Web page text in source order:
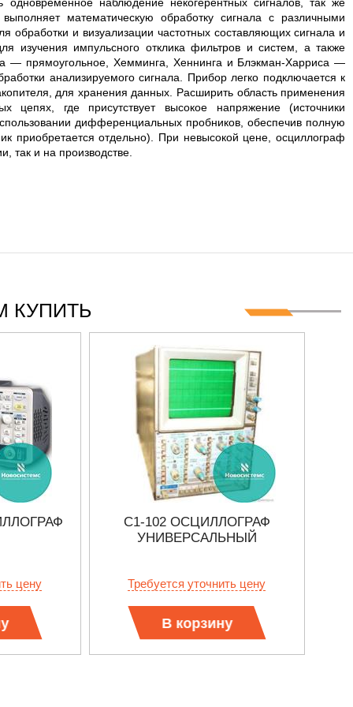
математическую обработку сигнала с различными
и визуализации частотных составляющих сигнала и
изучения импульсного отклика фильтров и систем, а также
— прямоугольное, Хемминга, Хеннинга и Блэкман-Харриса —
анализируемого сигнала. Прибор легко подключается к
для хранения данных. Расширить область применения
где присутствует высокое напряжение (источники
дифференциальных пробников, обеспечив полную
приобретается отдельно). При невысокой цене, осциллограф
так и на производстве.
КУПИТЬ
цену
С1-102 ОСЦИЛЛОГРАФ
УНИВЕРСАЛЬНЫЙ
Требуется уточнить цену
В корзину